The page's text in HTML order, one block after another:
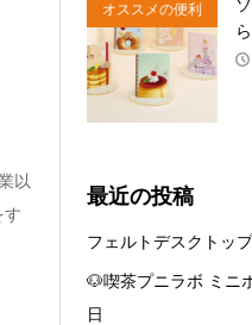
以
す
オススメの便利
商品
最近の投稿
フェルトデスクトッ
🐶喫茶プニラボ ミニ
日